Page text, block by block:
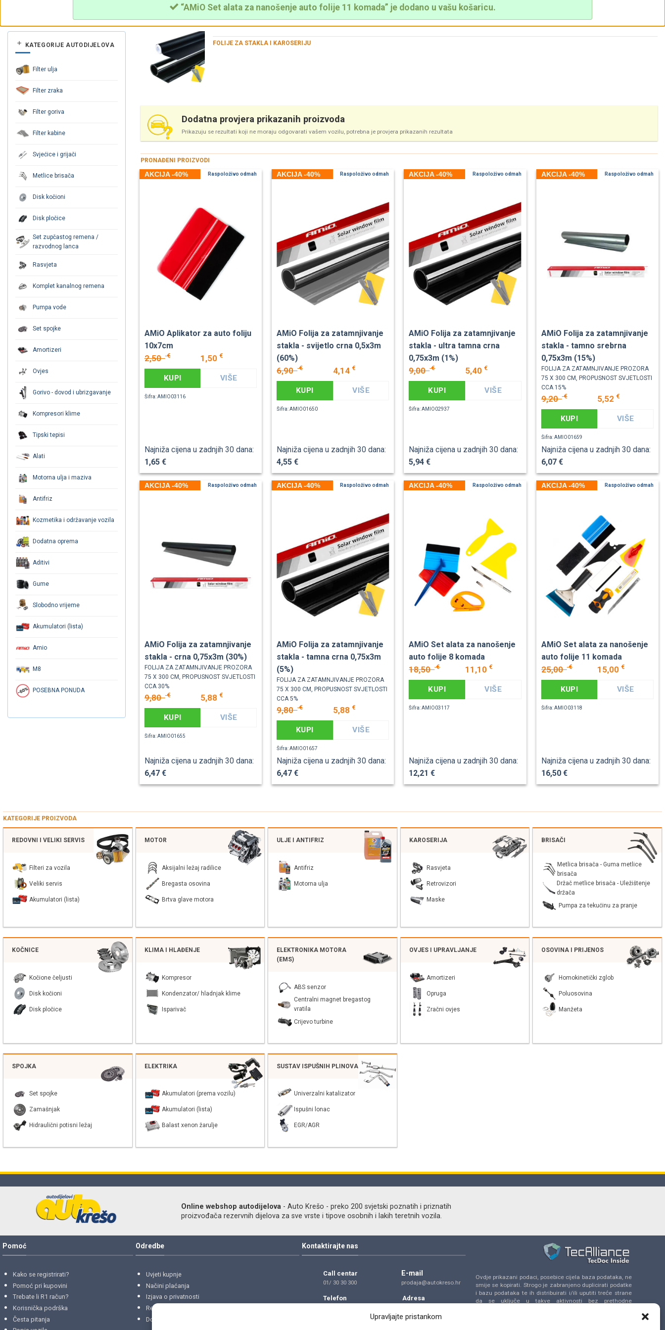
Upravljajte pristankom
“AMiO Set alata za nanošenje auto folije 11 komada” je dodano u vašu košaricu.
KATEGORIJE AUTODIJELOVA
Filter ulja
Filter zraka
Filter goriva
Filter kabine
Svjećice i grijači
Metlice brisača
Disk kočioni
Disk pločice
Set zupčastog remena /
razvodnog lanca
Rasvjeta
Komplet kanalnog remena
Pumpa vode
Set spojke
Amortizeri
Ovjes
Gorivo - dovod i ubrizgavanje
Kompresori klime
Tipski tepisi
Alati
Motorna ulja i maziva
Antifriz
Kozmetika i održavanje vozila
Dodatna oprema
Aditivi
Gume
Slobodno vrijeme
Akumulatori (lista)
Amio
M8
POSEBNA PONUDA
FOLIJE ZA STAKLA I KAROSERIJU
Dodatna provjera prikazanih proizvoda
Prikazuju se rezultati koji ne moraju odgovarati vašem vozilu, potrebna je provjera prikazanih rezultata
PRONAĐENI PROIZVODI
AKCIJA -40% Raspoloživo odmah
AMiO Aplikator za auto foliju
10x7cm
2,50€ 1,50 €
KUPI VIŠE
Šifra: AMIO03116
Najniža cijena u zadnjih 30 dana:
1,65 €
AKCIJA -40% Raspoloživo odmah
AMiO Folija za zatamnjivanje
stakla - svijetlo crna 0,5x3m
(60%)
6,90€ 4,14 €
KUPI VIŠE
Šifra: AMIO01650
Najniža cijena u zadnjih 30 dana:
4,55 €
AKCIJA -40% Raspoloživo odmah
AMiO Folija za zatamnjivanje
stakla - ultra tamna crna
0,75x3m (1%)
9,00€ 5,40 €
KUPI VIŠE
Šifra: AMIO02937
Najniža cijena u zadnjih 30 dana:
5,94 €
AKCIJA -40% Raspoloživo odmah
AMiO Folija za zatamnjivanje
stakla - tamno srebrna
0,75x3m (15%)
FOLIJA ZA ZATAMNJIVANJE PROZORA
75 X 300 CM, PROPUSNOST SVJETLOSTI
CCA 15%
9,20€ 5,52 €
KUPI VIŠE
Šifra: AMIO01659
Najniža cijena u zadnjih 30 dana:
6,07 €
AKCIJA -40% Raspoloživo odmah
AMiO Folija za zatamnjivanje
stakla - crna 0,75x3m (30%)
FOLIJA ZA ZATAMNJIVANJE PROZORA
75 X 300 CM, PROPUSNOST SVJETLOSTI
CCA 30%
9,80€ 5,88 €
KUPI VIŠE
Šifra: AMIO01655
Najniža cijena u zadnjih 30 dana:
6,47 €
AKCIJA -40% Raspoloživo odmah
AMiO Folija za zatamnjivanje
stakla - tamna crna 0,75x3m
(5%)
FOLIJA ZA ZATAMNJIVANJE PROZORA
75 X 300 CM, PROPUSNOST SVJETLOSTI
CCA 5%
9,80€ 5,88 €
KUPI VIŠE
Šifra: AMIO01657
Najniža cijena u zadnjih 30 dana:
6,47 €
AKCIJA -40% Raspoloživo odmah
AMiO Set alata za nanošenje
auto folije 8 komada
18,50€ 11,10 €
KUPI VIŠE
Šifra: AMIO03117
Najniža cijena u zadnjih 30 dana:
12,21 €
AKCIJA -40% Raspoloživo odmah
AMiO Set alata za nanošenje
auto folije 11 komada
25,00€ 15,00 €
KUPI VIŠE
Šifra: AMIO03118
Najniža cijena u zadnjih 30 dana:
16,50 €
KATEGORIJE PROIZVODA
REDOVNI I VELIKI SERVIS
Filteri za vozila
Veliki servis
Akumulatori (lista)
MOTOR
Aksijalni ležaj radilice
Bregasta osovina
Brtva glave motora
ULJE I ANTIFRIZ
Antifriz
Motorna ulja
KAROSERIJA
Rasvjeta
Retrovizori
Maske
BRISAČI
Metlica brisača - Guma metlice
brisača
Držač metlice brisača - Uležištenje
držača
Pumpa za tekućinu za pranje
KOČNICE
Kočione čeljusti
Disk kočioni
Disk pločice
KLIMA I HLAĐENJE
Kompresor
Kondenzator/ hladnjak klime
Isparivač
ELEKTRONIKA MOTORA
(EMS)
ABS senzor
Centralni magnet bregastog
vratila
Crijevo turbine
OVJES I UPRAVLJANJE
Amortizeri
Opruga
Zračni ovjes
OSOVINA I PRIJENOS
Homokinetički zglob
Poluosovina
Manžeta
SPOJKA
Set spojke
Zamašnjak
Hidraulični potisni ležaj
ELEKTRIKA
Akumulatori (prema vozilu)
Akumulatori (lista)
Balast xenon žarulje
SUSTAV ISPUŠNIH PLINOVA
Univerzalni katalizator
Ispušni lonac
EGR/AGR
Online webshop autodijelova - Auto Krešo - preko 200 svjetski poznatih i priznatih
proizvođača rezervnih dijelova za sve vrste i tipove osobnih i lakih teretnih vozila.
Pomoć
Kako se registrirati?
Pomoć pri kupovini
Trebate li R1 račun?
Korisnička podrška
Česta pitanja
Odredbe
Uvjeti kupnje
Načini plaćanja
Izjava o privatnosti
Reklamacije
Dostava i isporuke
Kontaktirajte nas
Call centar
01/ 30 30 300
E-mail
prodaja@autokreso.hr
Telefon Adresa
Zagreb
Ovdje prikazani podaci, posebice cijela baza podataka, ne
smije se kopirati. Strogo je zabranjeno duplicirati podatke
i bazu podataka te ih distribuirati i/ili uputiti treće strane
da se uključe u takve aktivnosti bez prethodne